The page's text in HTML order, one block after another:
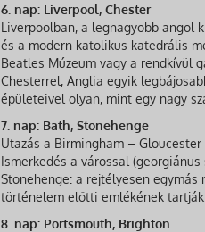
6. nap: Liverpool, Chester
Liverpoolban, a legnagyobb angol
és a modern katolikus katedrális
Beatles Múzeum vagy a rendkívül
Chesterrel, Anglia egyik
épületeivel olyan, mint egy nagy
7. nap: Bath, Stonehenge
Utazás a Birmingham –
Ismerkedés a várossal
Stonehenge: a rejtélyesen
történelem előtti emlékének
8. nap: Portsmouth, Brighton